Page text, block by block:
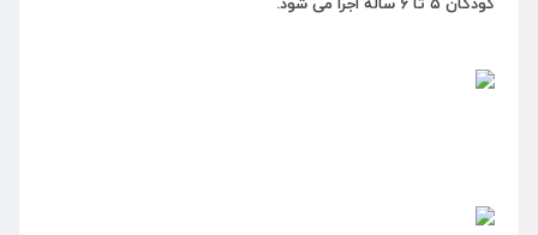
کودکان ۵ تا ۶ ساله اجرا می شود.